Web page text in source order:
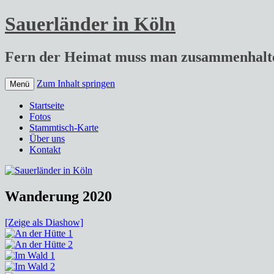
Sauerländer in Köln
Fern der Heimat muss man
Menü Zum Inhalt springen
Startseite
Fotos
Stammtisch-Karte
Über uns
Kontakt
Wanderung 2020
[Zeige als Diashow]